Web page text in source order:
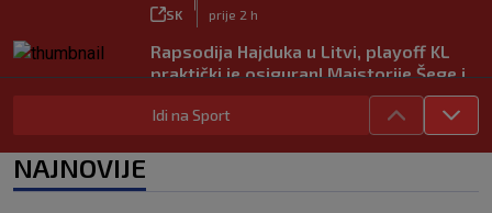
SK prije 2 h
Rapsodija Hajduka u Litvi, playoff KL
praktički je osiguran! Majstorije Šege i
SK
|
prije 7 h
Neočekivani problemi za Dinamo:
Idi na Sport
NAJNOVIJE